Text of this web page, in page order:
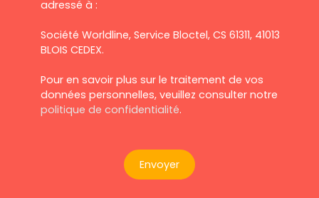
adressé à :
Société Worldline, Service Bloctel, CS 61311, 41013
BLOIS CEDEX.
Pour en savoir plus sur le traitement de vos
données personnelles, veuillez consulter notre
politique de confidentialité.
Envoyer